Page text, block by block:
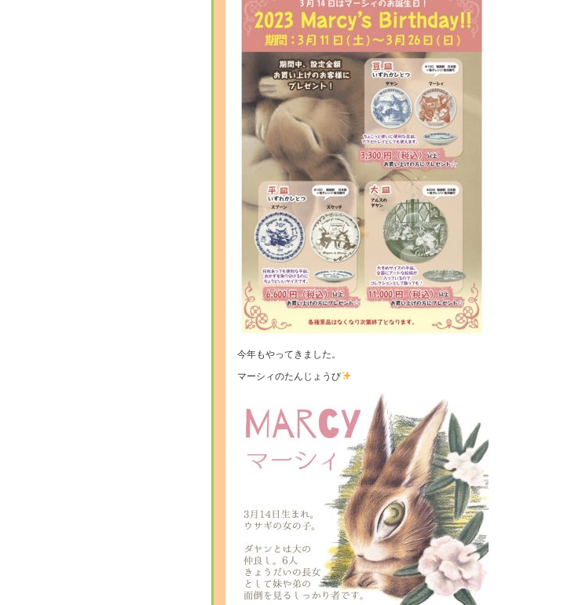
今年もやってきました。
マーシィのたんじょうび